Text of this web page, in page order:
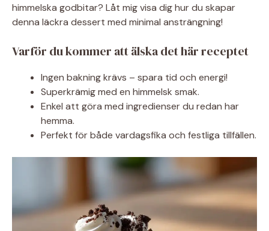
himmelska godbitar? Låt mig visa dig hur du skapar
denna läckra dessert med minimal ansträngning!
Varför du kommer att älska det här receptet
Ingen bakning krävs – spara tid och energi!
Superkrämig med en himmelsk smak.
Enkel att göra med ingredienser du redan har
hemma.
Perfekt för både vardagsfika och festliga tillfällen.